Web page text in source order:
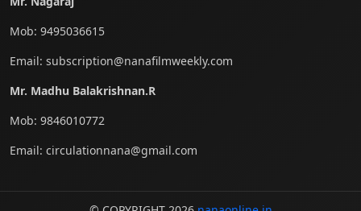
Mob: 9495036615
Email: subscription@nanafilmweekly.com
Mr. Madhu Balakrishnan.R
Mob: 9846010772
Email: circulationnana@gmail.com